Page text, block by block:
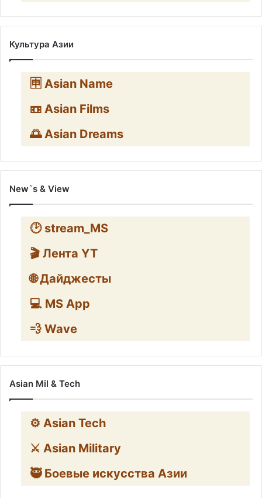
Культура Азии
🈸 Asian Name
📼 Asian Films
🌅 Asian Dreams
New`s & View
🕑 stream_MS
🎬 Лента YT
🌐 Дайджесты
💻 MS App
💨 Wave
Asian Mil & Tech
⚙️ Asian Tech
⚔️ Asian Military
🥷 Боевые искусства Азии